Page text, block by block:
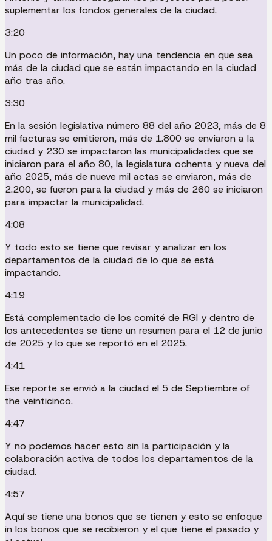
suplementar los fondos generales de la ciudad.
3:20
Un poco de información, hay una tendencia en que sea
más de la ciudad que se están impactando en la ciudad
año tras año.
3:30
En la sesión legislativa número 88 del año 2023, más de 8
mil facturas se emitieron, más de 1.800 se enviaron a la
ciudad y 230 se impactaron las municipalidades que se
iniciaron para el año 80, la legislatura ochenta y nueva del
año 2025, más de nueve mil actas se enviaron, más de
2.200, se fueron para la ciudad y más de 260 se iniciaron
para impactar la municipalidad.
4:08
Y todo esto se tiene que revisar y analizar en los
departamentos de la ciudad de lo que se está
impactando.
4:19
Está complementado de los comité de RGI y dentro de
los antecedentes se tiene un resumen para el 12 de junio
de 2025 y lo que se reportó en el 2025.
4:41
Ese reporte se envió a la ciudad el 5 de Septiembre of
the veinticinco.
4:47
Y no podemos hacer esto sin la participación y la
colaboración activa de todos los departamentos de la
ciudad.
4:57
Aquí se tiene una bonos que se tienen y esto se enfoque
in los bonos que se recibieron y el que tiene el pasado y